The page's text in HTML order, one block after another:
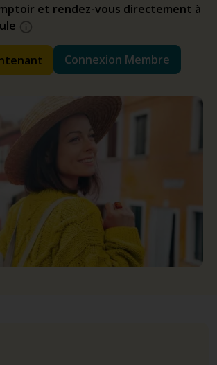
et rendez-vous directement à
Connexion Membre